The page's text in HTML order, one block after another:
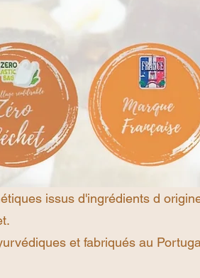
issus d'ingrédients d
et fabriqués au